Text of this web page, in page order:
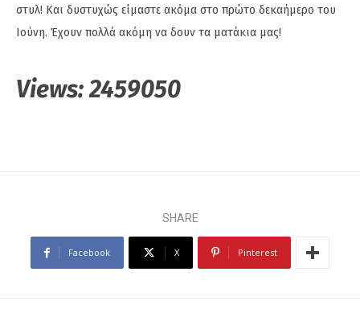
στυλ! Και δυστυχώς είμαστε ακόμα στο πρώτο δεκαήμερο του
Ιούνη. Έχουν πολλά ακόμη να δουν τα ματάκια μας!
Views:2459050
SHARE
Facebook X Pinterest